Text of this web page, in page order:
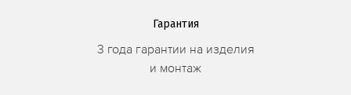
Гарантия
3 года гарантии на изделия
и монтаж